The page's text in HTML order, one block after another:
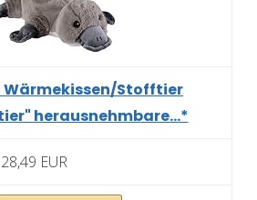
Wärmekissen/Stofftier
herausnehmbare...*
28,49 EUR